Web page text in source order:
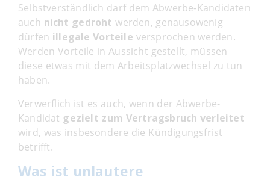
Selbstverständlich darf dem Abwerbe-Kandidaten
auch nicht gedroht werden, genausowenig
dürfen illegale Vorteile versprochen werden.
Werden Vorteile in Aussicht gestellt, müssen
diese etwas mit dem Arbeitsplatzwechsel zu tun
haben.
Verwerflich ist es auch, wenn der Abwerbe-
Kandidat gezielt zum Vertragsbruch verleitet
wird, was insbesondere die Kündigungsfrist
betrifft.
Was ist unlautere